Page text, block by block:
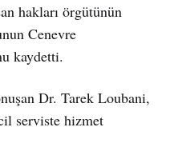
hakları örgütünün
Cenevre
kaydetti.
Dr. Tarek Loubani,
serviste hizmet